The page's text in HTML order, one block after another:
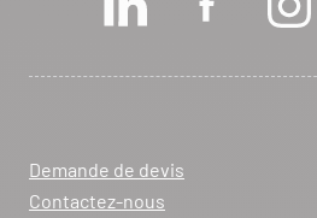
357 AVENUE DE MONTRICHER
LA FARE LES OLIVIERS 13580
Demande de devis
Contactez-nous